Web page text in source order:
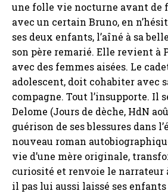
une folle vie nocturne avant de
avec un certain Bruno, en
ses deux enfants, l’aîné à sa
son père remarié. Elle revient à
avec des femmes aisées. Le
adolescent, doit cohabiter avec
compagne. Tout l’insupporte. Il
Delome (Jours de dèche, HdN
guérison de ses blessures dans
nouveau roman
vie d’une mère originale,
curiosité et renvoie le narrateur
il pas lui aussi laissé ses enfants